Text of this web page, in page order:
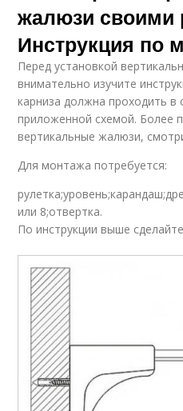
жалюзи своими
Инструкция по
Перед установкой
внимательно изучите
карниза должна проходить в
приложенной схемой. Более
вертикальные жалюзи,
Для монтажа потребуется:
или 8;отвертка.
По инструкции выше